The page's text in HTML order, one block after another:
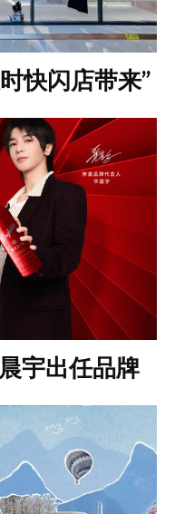
快闪店带来”
宇出任品牌